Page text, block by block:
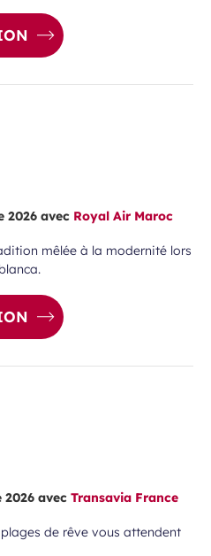
2026 avec Royal Air Maroc
mêlée à la modernité lors
2026 avec Transavia France
de rêve vous attendent